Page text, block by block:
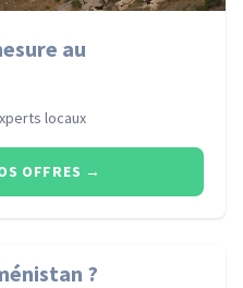
au
locaux
OFFRES →
?